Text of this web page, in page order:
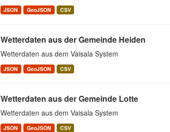
JSON GeoJSON CSV
Wetterdaten aus der Gemeinde Heiden
Wetterdaten aus dem Vaisala System
JSON GeoJSON CSV
Wetterdaten aus der Gemeinde Lotte
Wetterdaten aus dem Vaisala System
JSON GeoJSON CSV